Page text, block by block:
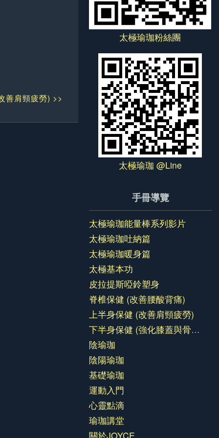
善肩頸疲勞) >>
太極瑜珈粉絲團
太極瑜珈 @Line
手冊導覽
太極瑜珈能量棒系列影片
太極瑜珈吐納篇
太極瑜珈暖身篇
太極基本功
皮拉提斯啞鈴塑身
脊椎保健 (改善腰酸背痛)
上半身保健 (改善肩頸疲勞)
下半身保健 (強化膝蓋與骨盆)
陰瑜珈
陰陽瑜珈
基礎瑜珈
運動入門
心靈點滴
瑜珈講堂
關於JOYCE